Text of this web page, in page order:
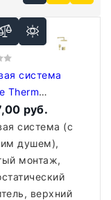
система
Therm
руб.
система (с
душем),
монтаж,
верхний